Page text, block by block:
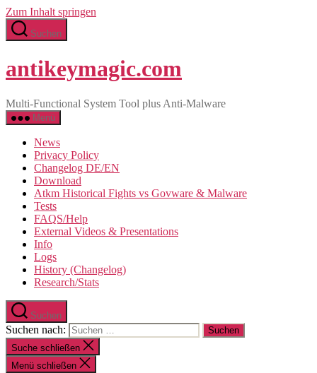
Zum Inhalt springen
Suchen
antikeymagic.com
Multi-Functional System Tool plus Anti-Malware
Menü
News
Privacy Policy
Changelog DE/EN
Download
Atkm Historical Fights vs Govware & Malware
Tests
FAQS/Help
External Videos & Presentations
Info
Logs
History (Changelog)
Research/Stats
Suchen
Suchen nach:
Suche schließen
Menü schließen